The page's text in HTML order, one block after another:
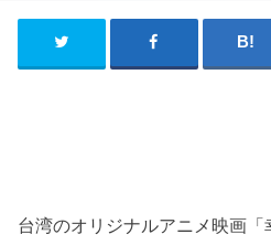
台湾のオリジナルアニメ映画